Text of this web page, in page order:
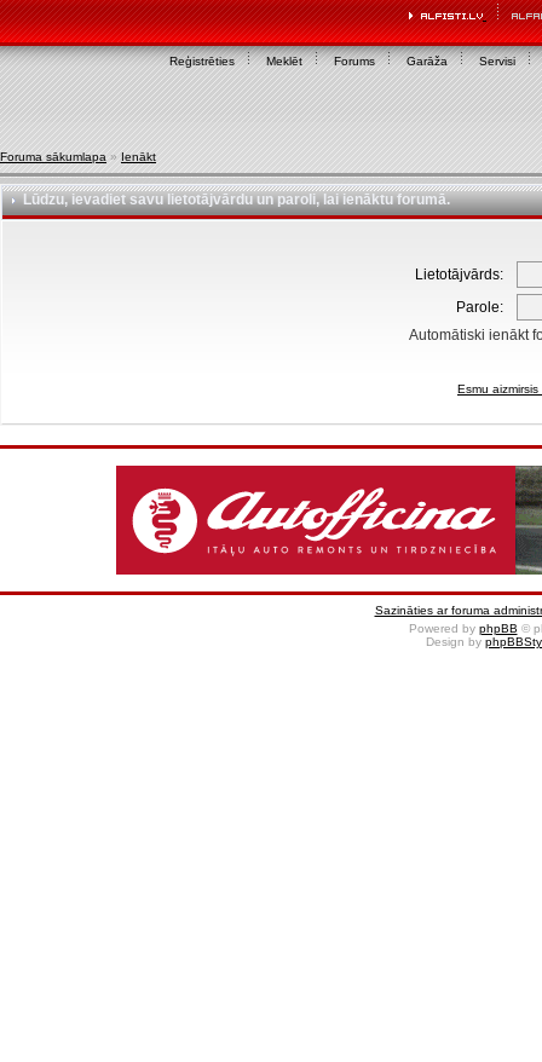
Reģistrēties Meklēt Forums Garāža Servisi
Foruma sākumlapa » Ienākt
Lūdzu, ievadiet savu lietotājvārdu un paroli, lai ienāktu forumā.
Lietotājvārds:
Parole:
Automātiski ienākt
Esmu
Sazināties ar foruma
Powered by phpBB ©
Design by